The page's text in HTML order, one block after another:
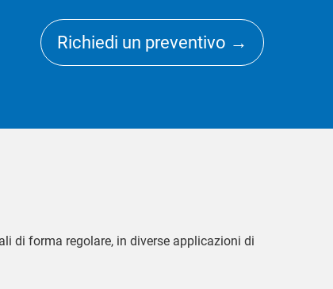
Richiedi un preventivo →
di forma regolare, in diverse applicazioni di